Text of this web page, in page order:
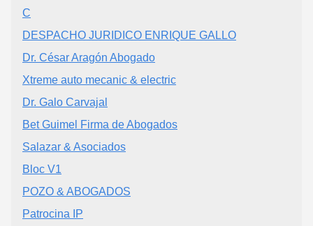
C
DESPACHO JURIDICO ENRIQUE GALLO
Dr. César Aragón Abogado
Xtreme auto mecanic & electric
Dr. Galo Carvajal
Bet Guimel Firma de Abogados
Salazar & Asociados
Bloc V1
POZO & ABOGADOS
Patrocina IP